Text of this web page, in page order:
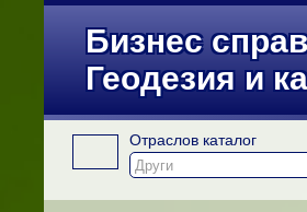
Бизнес
Геодезия и
Отраслов каталог